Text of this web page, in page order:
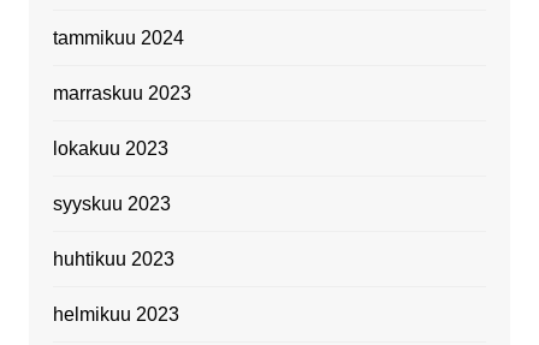
tammikuu 2024
marraskuu 2023
lokakuu 2023
syyskuu 2023
huhtikuu 2023
helmikuu 2023